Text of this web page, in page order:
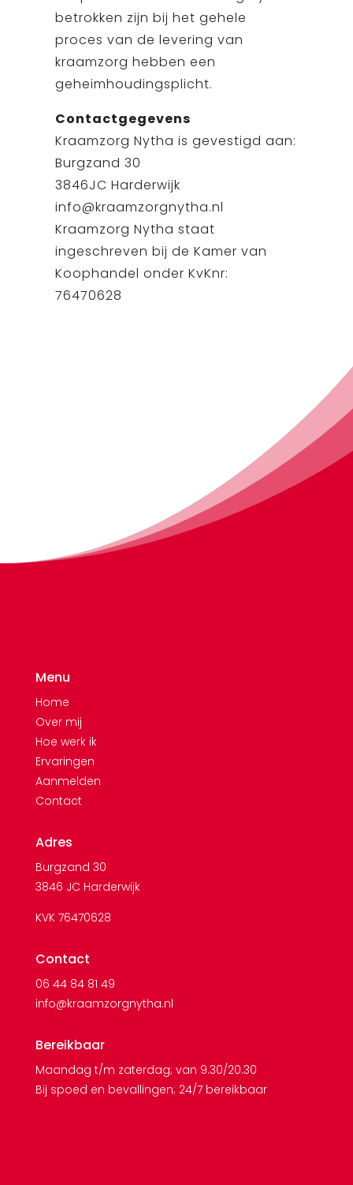
betrokken zijn bij het gehele
proces van de levering van
kraamzorg hebben een
geheimhoudingsplicht.
Contactgegevens
Kraamzorg Nytha is gevestigd aan:
Burgzand 30
3846JC Harderwijk
info@kraamzorgnytha.nl
Kraamzorg Nytha staat
ingeschreven bij de Kamer van
Koophandel onder KvKnr:
76470628
Menu
Home
Over mij
Hoe werk ik
Ervaringen
Aanmelden
Contact
Adres
Burgzand 30
3846 JC Harderwijk
KVK 76470628
Contact
06 44 84 81 49
info@kraamzorgnytha.nl
Bereikbaar
Maandag t/m zaterdag; van 9.30/20.30
Bij spoed en bevallingen; 24/7 bereikbaar